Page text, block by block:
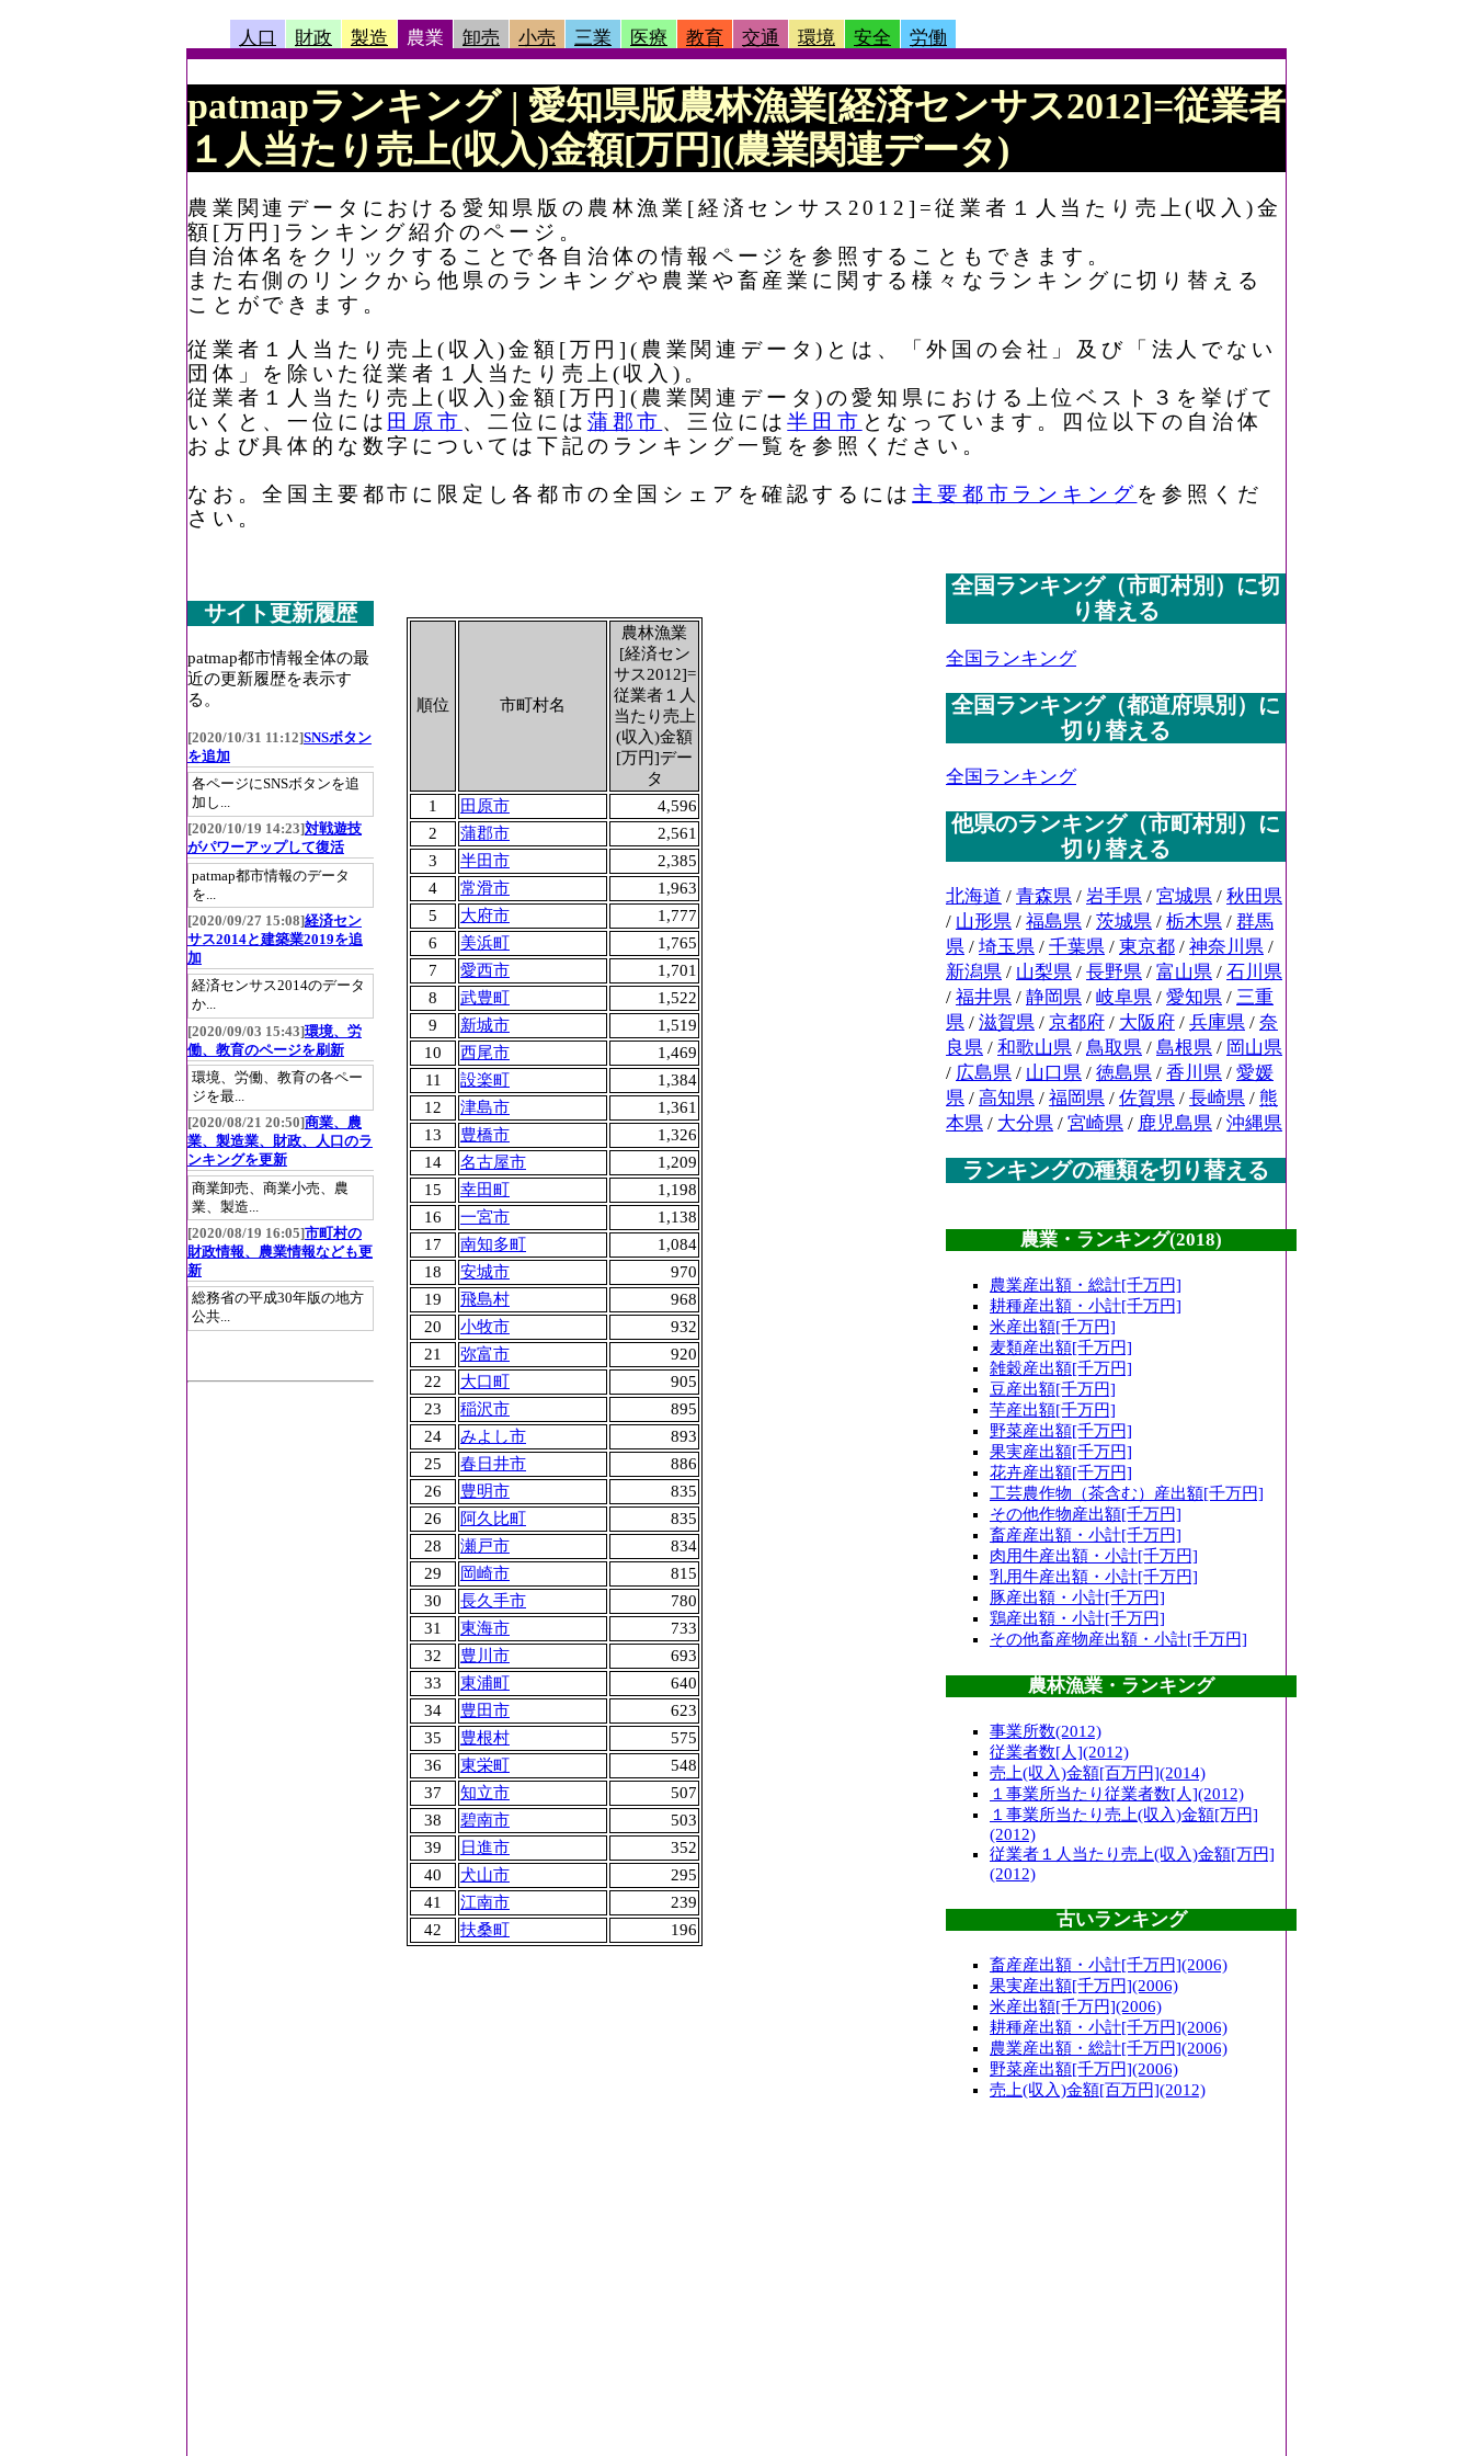
人口 財政 製造 農業 卸売 小売 三業 医療 教育 交通 環境 安全 労働
patmapランキング | 愛知県版農林漁業[経済センサス2012]=従業者
１人当たり売上(収入)金額[万円](農業関連データ)
農業関連データにおける愛知県版の農林漁業[経済センサス2012]=従業者１人当たり売上(収入)金
額[万円]ランキング紹介のページ。
自治体名をクリックすることで各自治体の情報ページを参照することもできます。
また右側のリンクから他県のランキングや農業や畜産業に関する様々なランキングに切り替える
ことができます。
従業者１人当たり売上(収入)金額[万円](農業関連データ)とは、「外国の会社」及び「法人でない
団体」を除いた従業者１人当たり売上(収入)。
従業者１人当たり売上(収入)金額[万円](農業関連データ)の愛知県における上位ベスト３を挙げて
いくと、一位には 田原市 、二位には 蒲郡市 、三位には半田市 となっています。四位以下の自治体
および具体的な数字については下記のランキング一覧を参照ください。
なお。全国主要都市に限定し各都市の全国シェアを確認するには 主要都市ランキングを参照くだ
さい。
順位 市町村名
農林漁業
[経済セン
サス2012]=
従業者１人
当たり売上
(収入)金額
[万円]デー
タ
1
田原市
4,596
2
蒲郡市
2,561
3
半田市
2,385
4
常滑市
1,963
5
大府市
1,777
6
美浜町
1,765
7
愛西市
1,701
8
武豊町
1,522
9
新城市
1,519
10
西尾市
1,469
11
設楽町
1,384
12
津島市
1,361
13
豊橋市
1,326
14
名古屋市
1,209
15
幸田町
1,198
16
一宮市
1,138
17
南知多町
1,084
18
安城市
970
19
飛島村
968
20
小牧市
932
21
弥富市
920
22
大口町
905
23
稲沢市
895
24
みよし市
893
25
春日井市
886
26
豊明市
835
26
阿久比町
835
28
瀬戸市
834
29
岡崎市
815
30
長久手市
780
31
東海市
733
32
豊川市
693
33
東浦町
640
34
豊田市
623
35
豊根村
575
36
東栄町
548
37
知立市
507
38
碧南市
503
39
日進市
352
40
犬山市
295
41
江南市
239
42
扶桑町 196
サイト更新履歴
patmap都市情報全体の最
近の更新履歴を表示す
る。
[2020/10/31 11:12]SNSボタン
を追加
各ページにSNSボタンを追
加し...
[2020/10/19 14:23]対戦遊技
がパワーアップして復活
patmap都市情報のデータ
を...
[2020/09/27 15:08]経済セン
サス2014と建築業2019を追
加
経済センサス2014のデータ
か...
[2020/09/03 15:43]環境、労
働、教育のページを刷新
環境、労働、教育の各ペー
ジを最...
[2020/08/21 20:50]商業、農
業、製造業、財政、人口のラ
ンキングを更新
商業卸売、商業小売、農
業、製造...
[2020/08/19 16:05]市町村の
財政情報、農業情報なども更
新
総務省の平成30年版の地方
公共...
全国ランキング（市町村別）に切
り替える
全国ランキング
全国ランキング（都道府県別）に
切り替える
全国ランキング
他県のランキング（市町村別）に
切り替える
北海道 / 青森県 / 岩手県 / 宮城県 / 秋田県
/ 山形県 / 福島県 / 茨城県 / 栃木県 / 群馬
県 / 埼玉県 / 千葉県 / 東京都 / 神奈川県 /
新潟県 / 山梨県 / 長野県 / 富山県 / 石川県
/ 福井県 / 静岡県 / 岐阜県 / 愛知県 / 三重
県 / 滋賀県 / 京都府 / 大阪府 / 兵庫県 / 奈
良県 / 和歌山県 / 鳥取県 / 島根県 / 岡山県
/ 広島県 / 山口県 / 徳島県 / 香川県 / 愛媛
県 / 高知県 / 福岡県 / 佐賀県 / 長崎県 / 熊
本県 / 大分県 / 宮崎県 / 鹿児島県 / 沖縄県
ランキングの種類を切り替える
農業・ランキング(2018)
農業産出額・総計[千万円]
耕種産出額・小計[千万円]
米産出額[千万円]
麦類産出額[千万円]
雑穀産出額[千万円]
豆産出額[千万円]
芋産出額[千万円]
野菜産出額[千万円]
果実産出額[千万円]
花卉産出額[千万円]
工芸農作物（茶含む）産出額[千万円]
その他作物産出額[千万円]
畜産産出額・小計[千万円]
肉用牛産出額・小計[千万円]
乳用牛産出額・小計[千万円]
豚産出額・小計[千万円]
鶏産出額・小計[千万円]
その他畜産物産出額・小計[千万円]
農林漁業・ランキング
事業所数(2012)
従業者数[人](2012)
売上(収入)金額[百万円](2014)
１事業所当たり従業者数[人](2012)
１事業所当たり売上(収入)金額[万円]
(2012)
従業者１人当たり売上(収入)金額[万円]
(2012)
古いランキング
畜産産出額・小計[千万円](2006)
果実産出額[千万円](2006)
米産出額[千万円](2006)
耕種産出額・小計[千万円](2006)
農業産出額・総計[千万円](2006)
野菜産出額[千万円](2006)
売上(収入)金額[百万円](2012)